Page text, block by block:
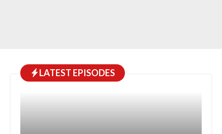
LATEST EPISODES